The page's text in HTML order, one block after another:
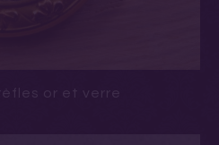
or et verre